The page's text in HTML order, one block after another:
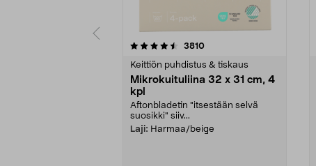
3810arvostelut
Keittiön puhdistus & tiskaus
Mikrokuituliina 32 x 31 cm, 4
kpl
Aftonbladetin "itsestään selvä
suosikki" siiv...
Laji: Harmaa/beige
4.5viidestä